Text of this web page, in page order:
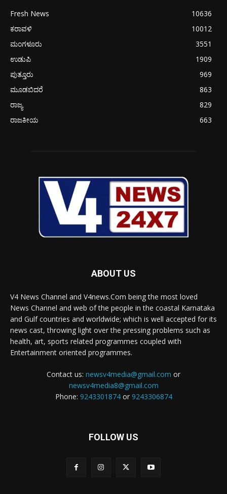
Fresh News
10636
ಕರಾವಳಿ
10012
ಮಂಗಳೂರು
3551
ಉಡುಪಿ
1909
ಪುತ್ತೂರು
969
ಮೂಡಬಿದರೆ
863
ರಾಜ್ಯ
829
ರಾಜಕೀಯ
663
ABOUT US
V4 News Channel and V4news.Com being the most loved
News Channel and web of the people in the coastal Karnataka
and Gulf countries and worldwide; which is well accepted for its
news cast, throwing light over the pressing problems such as
health, art, sports related programmes coupled with
Entertainment oriented programmes.
Contact us: newsv4media@gmail.com or
newsv4media8@gmail.com
Phone: 9243301874or 9243306874
FOLLOW US